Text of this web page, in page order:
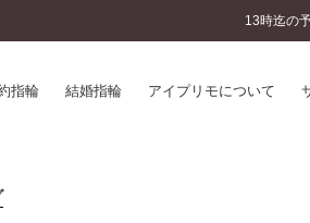
13時迄の
指輪 結婚指輪 アイプリモについて